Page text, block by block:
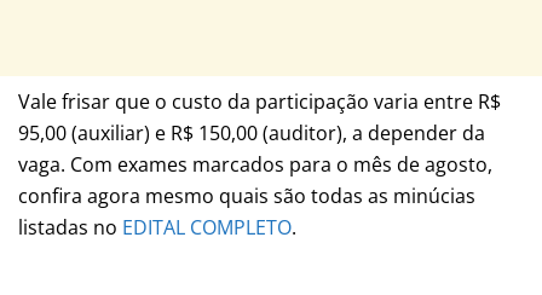
Vale frisar que o custo da participação varia entre R$
95,00 (auxiliar) e R$ 150,00 (auditor), a depender da
vaga. Com exames marcados para o mês de agosto,
confira agora mesmo quais são todas as minúcias
listadas no EDITAL COMPLETO.